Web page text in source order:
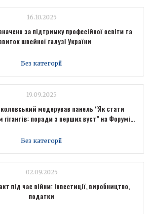
16.10.2025
за підтримку професійної освіти та
швейної галузі України
Без категорії
19.09.2025
модерував панель “Як стати
поради з перших вуст” на Форумі
Без категорії
02.09.2025
під час війни: інвестиції, виробництво,
податки